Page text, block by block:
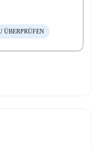
ÜBERPRÜFEN